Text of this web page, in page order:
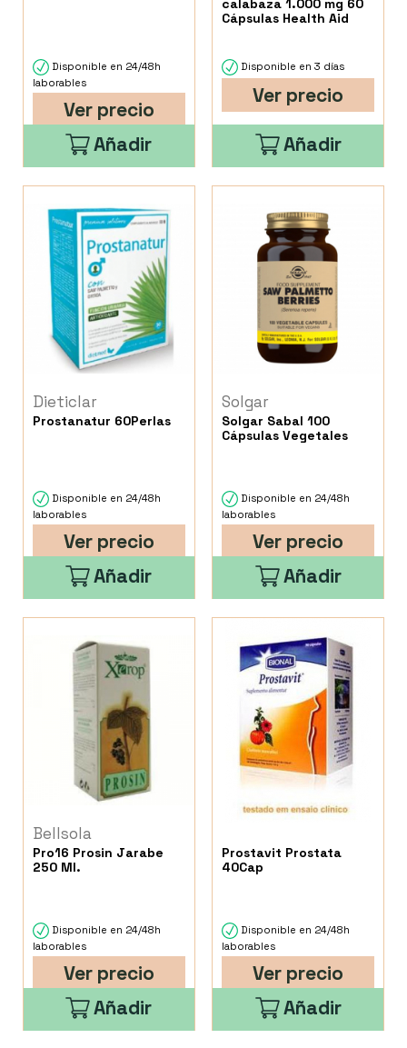
Disponible en 24/48h
laborables
Ver precio
Añadir
calabaza 1.000 mg 60
Cápsulas Health Aid
Disponible en 3 días
Ver precio
Añadir
Dieticlar
Prostanatur 60Perlas
Disponible en 24/48h
laborables
Ver precio
Añadir
Solgar
Solgar Sabal 100
Cápsulas Vegetales
Disponible en 24/48h
laborables
Ver precio
Añadir
Bellsola
Pro16 Prosin Jarabe
250 Ml.
Disponible en 24/48h
laborables
Ver precio
Añadir
Prostavit Prostata
40Cap
Disponible en 24/48h
laborables
Ver precio
Añadir